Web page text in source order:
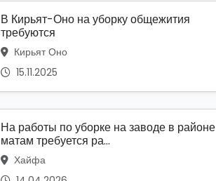
В Кирьят-Оно на уборку общежития
требуются
Кирьят Оно
15.11.2025
На работы по уборке на заводе в районе
матам требуется ра...
Хайфа